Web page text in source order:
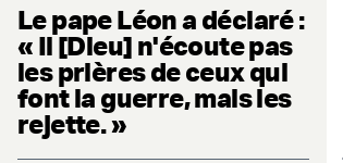
Le pape Léon a déclaré :
« Il [Dieu] n'écoute pas
les prières de ceux qui
font la guerre, mais les
rejette. »